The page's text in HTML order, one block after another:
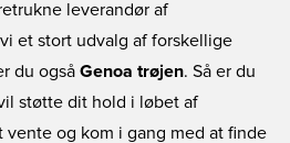
leverandør af
et stort udvalg af forskellige
du også Genoa trøjen. Så er du
støtte dit hold i løbet af
vente og kom i gang med at finde